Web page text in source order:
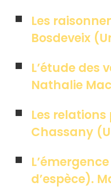
Les
Bosdeveix
L’étude des
Nathalie
Les
Chassany
d’espèce).